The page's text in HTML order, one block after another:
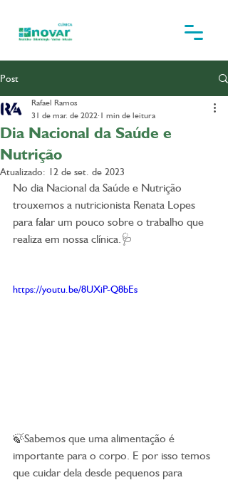
Post
Dia Nacional da Saúde e
Nutrição
Rafael Ramos
31 de mar. de 2022 1 min de leitura
Atualizado: 12 de set. de 2023
No dia Nacional da Saúde e Nutrição
trouxemos a nutricionista Renata Lopes
para falar um pouco sobre o trabalho que
realiza em nossa clínica.🩺
https://youtu.be/8UXiP-Q8bEs
🍃Sabemos que uma alimentação é
importante para o corpo. E por isso temos
que cuidar dela desde pequenos para